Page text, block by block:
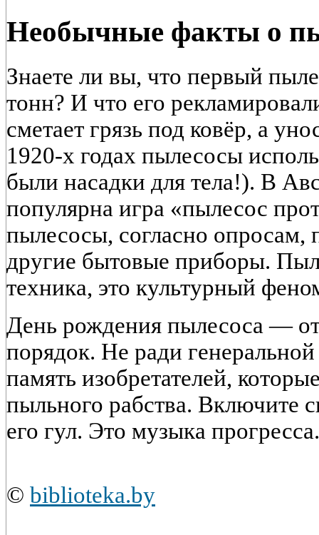
Необычные факты о
Знаете ли вы, что первый
тонн? И что его
сметает грязь под ковёр, а
1920-х годах пылесосы
были насадки для тела!). В
популярна игра «пылесос
пылесосы, согласно
другие бытовые приборы.
техника, это культурный
День рождения пылесоса —
порядок. Не ради
память изобретателей,
пыльного рабства. Включите
его гул. Это музыка прогресса.
© biblioteka.by